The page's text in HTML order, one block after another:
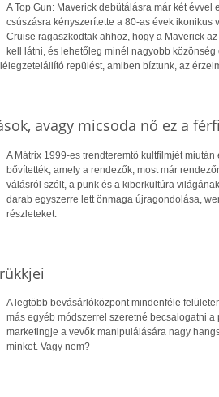
A Top Gun: Maverick debütálásra már két
csúszásra kényszerítette a 80-as évek ikonikus
Cruise ragaszkodtak ahhoz, hogy a Maverick
kell látni, és lehetőleg minél nagyobb
repülést, amiben bíztunk, az
avagy micsoda nő ez a
A Mátrix 1999-es trendteremtő kultfilmjét
bővítették, amely a rendezők, most már
válásról szólt, a punk és a kiberkultúra
darab egyszerre lett önmaga újragondolása,
részleteket.
A legtöbb bevásárlóközpont mindenféle
más egyéb módszerrel szeretné becsalogatni
marketingje a vevők manipulálására nagy
minket. Vagy nem?